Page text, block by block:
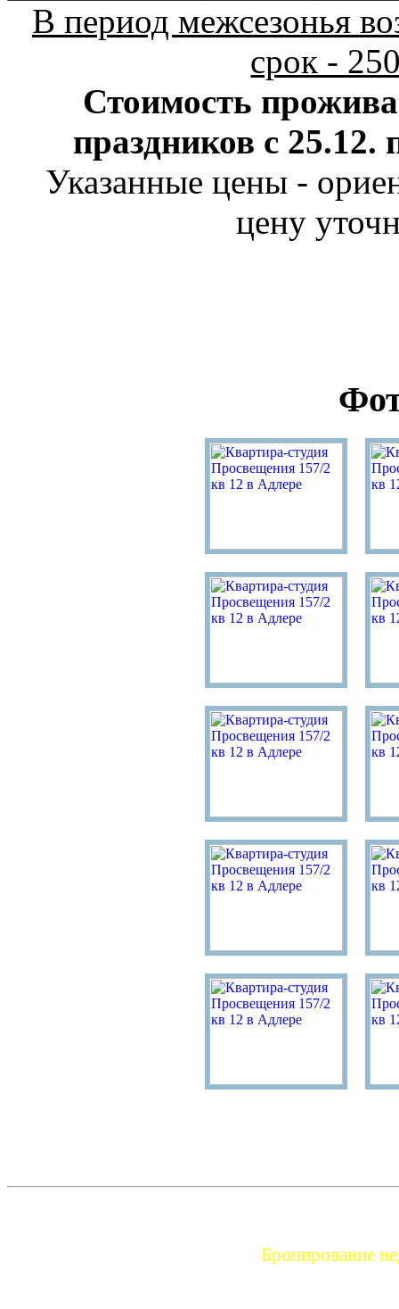
В период межсезонья
срок -
Стоимость
праздников с 25.12.
Указанные цены -
цену
Бронирование